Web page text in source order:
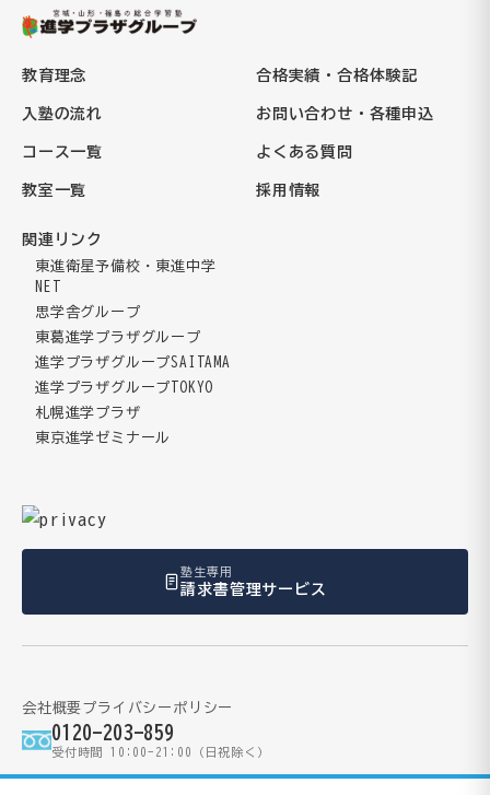
教育理念
入塾の流れ
コース一覧
教室一覧
合格実績・合格体験記
お問い合わせ・各種申込
よくある質問
採用情報
関連リンク
東進衛星予備校・東進中学
NET
思学舎グループ
東葛進学プラザグループ
進学プラザグループSAITAMA
進学プラザグループTOKYO
札幌進学プラザ
東京進学ゼミナール
塾生専用
請求書管理サービス
会社概要プライバシーポリシー
0120-203-859
受付時間 10:00-21:00（日祝除く）